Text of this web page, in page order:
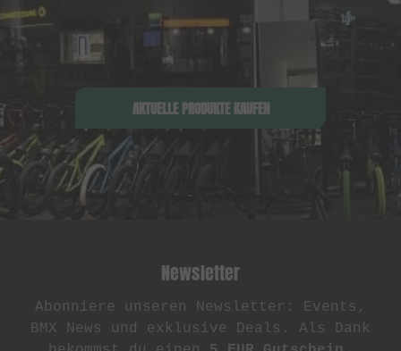
AKTUELLE PRODUKTE KAUFEN
Newsletter
Abonniere unseren Newsletter: Events,
BMX News und exklusive Deals. Als Dank